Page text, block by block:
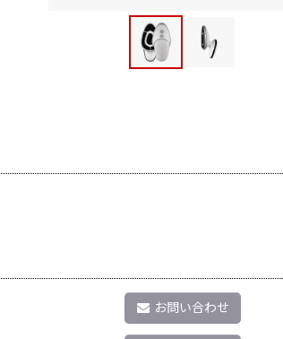
お問い合わせ